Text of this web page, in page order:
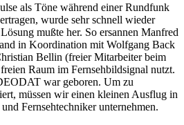
als Töne während einer Rundfunk
wurde sehr schnell wieder
mußte her. So ersannen Manfred
in Koordination mit Wolfgang Back
Bellin (freier Mitarbeiter beim
Raum im Fernsehbildsignal nutzt.
war geboren. Um zu
müssen wir einen kleinen Ausflug in
Fernsehtechniker unternehmen.